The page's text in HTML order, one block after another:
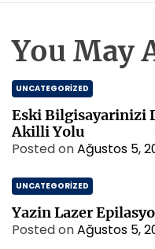
You May
UNCATEGORIZED
Eski Bilgisayarinizi
Akilli Yolu
Posted onAğustos 5,
UNCATEGORIZED
Yazin Lazer
Posted onAğustos 5,